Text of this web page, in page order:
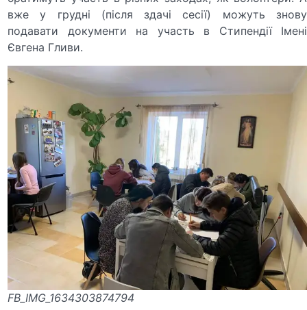
вже у грудні (після здачі сесії) можуть знову
подавати документи на участь в Стипендії Імені
Євгена Гливи.
FB_IMG_1634303874794